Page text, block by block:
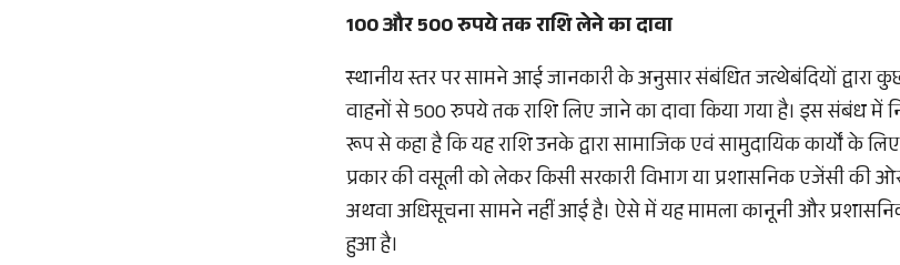
100 और 500 रुपये तक राशि लेने का दावा
स्थानीय स्तर पर सामने आई जानकारी के अनुसार संबंधित जत्थेबंदियों द्वारा
वाहनों से 500 रुपये तक राशि लिए जाने का दावा किया गया है। इस संबंध में
रूप से कहा है कि यह राशि उनके द्वारा सामाजिक एवं सामुदायिक कार्यों के
प्रकार की वसूली को लेकर किसी सरकारी विभाग या प्रशासनिक एजेंसी की
अथवा अधिसूचना सामने नहीं आई है। ऐसे में यह मामला कानूनी और
हुआ है।